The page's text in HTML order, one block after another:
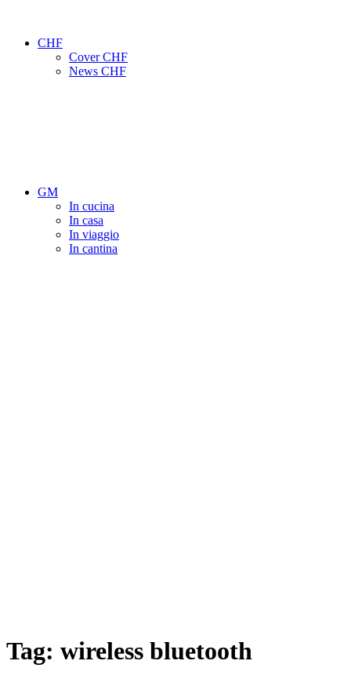
CHF
Cover CHF
News CHF
GM
In cucina
In casa
In viaggio
In cantina
Tag: wireless bluetooth